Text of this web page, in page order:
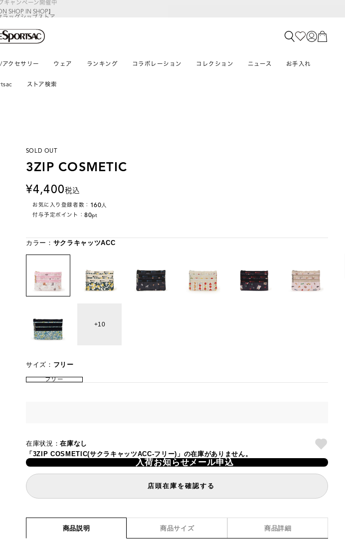
SHOP IN SHOP】
ラッグシップストア
アクセサリー ウェア ランキング コラボレーション コレクション ニュース お手入れ
ストア検索
SOLD OUT
3ZIP COSMETIC
4,400税込
お気に入り登録者数： 160人
付与予定ポイント：80pt
カラー： サクラキャッツACC
10
サイズ： フリー
フリー
在庫状況：在庫なし
「3ZIP COSMETIC(サクラキャッツACC-フリー)」の在庫がありません。
入荷お知らせメール申込
店頭在庫を確認する
商品説明 商品サイズ 商品詳細